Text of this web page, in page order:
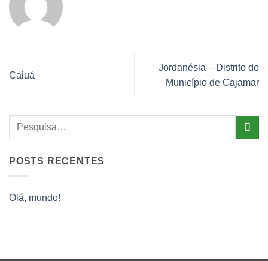
Caiuá
Jordanésia – Distrito do
Município de Cajamar
POSTS RECENTES
Olá, mundo!